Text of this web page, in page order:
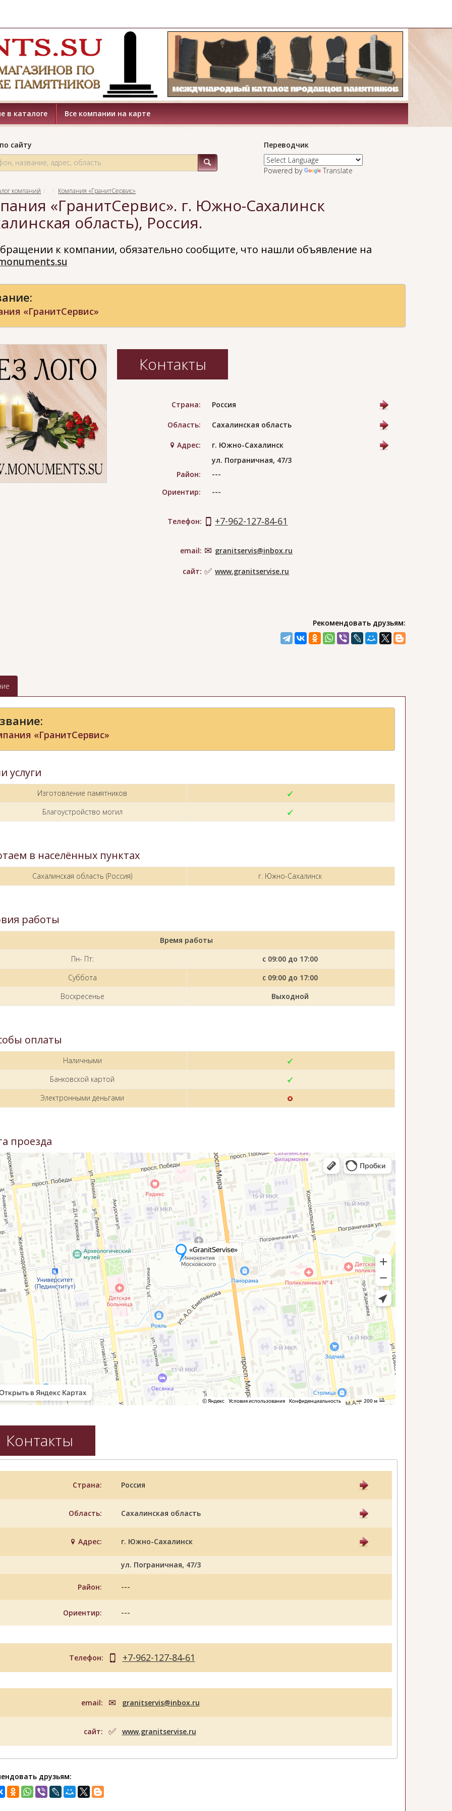
в каталоге Все компании на карте
сайту Переводчик
Powered by Translate
компаний Компания «ГранитСервис»
«ГранитСервис». г. Южно-Сахалинск
область), Россия.
к компании, обязательно сообщите, что нашли объявление на
«ГранитСервис»
Контакты
Страна: Россия
Область: Сахалинская область
Адрес:
г. Южно-Сахалинск
ул. Пограничная, 47/3
Район:
---
Ориентир:
---
Телефон: +7-962-127‑84‑61
email: granitservis@inbox.ru
сайт: www.granitservise.ru
Рекомендовать друзьям:
«ГранитСервис»
услуги
Изготовление памятников
Благоустройство могил
в населённых пунктах
Сахалинская область (Россия) г. Южно-Сахалинск
работы
Время работы
Пн- Пт:
с 09:00 до 17:00
Суббота
с 09:00 до 17:00
Воскресенье
Выходной
оплаты
Наличными
Банковской картой
Электронными деньгами
проезда
Контакты
Страна: Россия
Область: Сахалинская область
Адрес: г. Южно-Сахалинск
ул. Пограничная, 47/3
Район: ---
Ориентир: ---
Телефон: +7-962-127‑84‑61
email: granitservis@inbox.ru
сайт: www.granitservise.ru
друзьям: